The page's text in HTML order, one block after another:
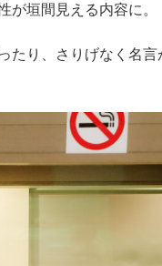
垣間見える内容に。
たり、さりげなく名